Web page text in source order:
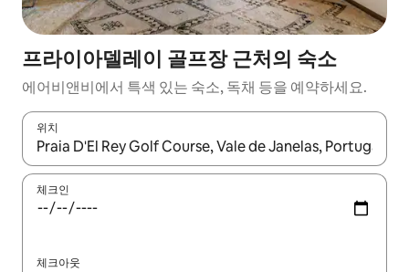
프라이아델레이 골프장 근처의 숙소
에어비앤비에서 특색 있는 숙소, 독채 등을 예약하세요.
위치
결과가 나오면 위·아래 화살표 키를 사용하거나 터치 또는 스와이
체크인
체크아웃